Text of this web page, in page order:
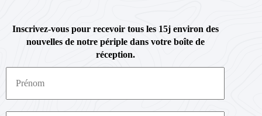
Inscrivez-vous pour recevoir tous les 15j environ des
nouvelles de notre périple dans votre boîte de
réception.